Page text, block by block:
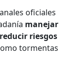
oficiales
manejar
riesgos
tormentas